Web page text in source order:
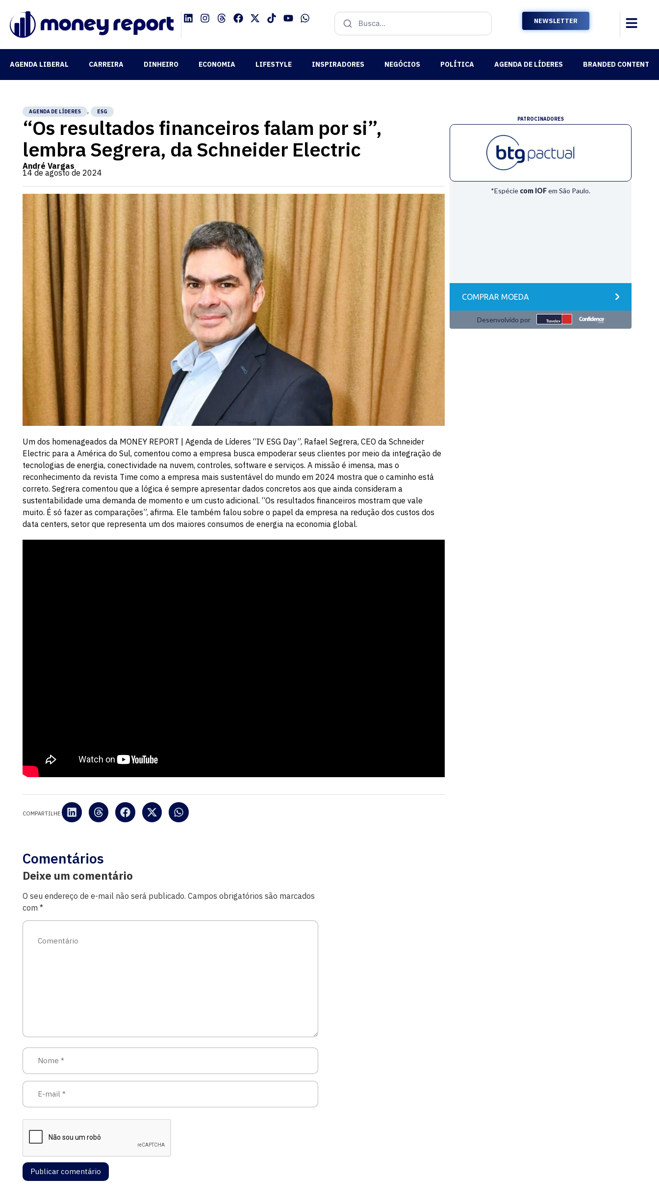
NEWSLETTER
AGENDA LIBERAL CARREIRA DINHEIRO ECONOMIA LIFESTYLE INSPIRADORES NEGÓCIOS POLÍTICA AGENDA DE LÍDERES BRANDED CONTENT
AGENDA DE LÍDERES , ESG
“Os resultados financeiros falam por si”,
lembra Segrera, da Schneider Electric
André Vargas
14 de agosto de 2024
Um dos homenageados da MONEY REPORT | Agenda de Líderes “IV ESG Day”, Rafael Segrera, CEO da Schneider
Electric para a América do Sul, comentou como a empresa busca empoderar seus clientes por meio da integração de
tecnologias de energia, conectividade na nuvem, controles, software e serviços. A missão é imensa, mas o
reconhecimento da revista Time como a empresa mais sustentável do mundo em 2024 mostra que o caminho está
correto. Segrera comentou que a lógica é sempre apresentar dados concretos aos que ainda consideram a
sustentabilidade uma demanda de momento e um custo adicional. “Os resultados financeiros mostram que vale
muito. É só fazer as comparações”, afirma. Ele também falou sobre o papel da empresa na redução dos custos dos
data centers, setor que representa um dos maiores consumos de energia na economia global.
COMPARTILHE:
Comentários
Deixe um comentário
O seu endereço de e-mail não será publicado. Campos obrigatórios são marcados
com*
PATROCINADORES